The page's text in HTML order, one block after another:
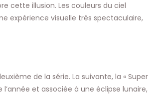
cette illusion. Les couleurs du ciel
expérience visuelle très spectaculaire,
de la série. La suivante, la « Super
l’année et associée à une éclipse lunaire,